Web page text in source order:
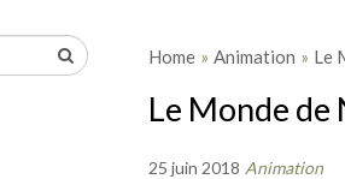
Home » Animation » Le
Le Monde de
25 juin 2018 Animation